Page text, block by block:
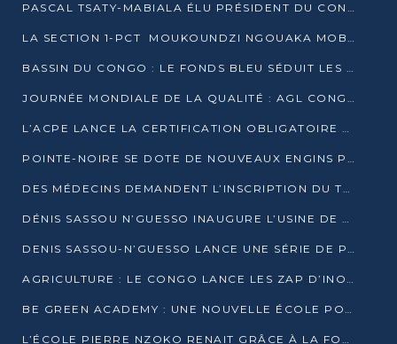
PASCAL TSATY-MABIALA ÉLU PRÉSIDENT DU CONSEIL NATIONAL DE L’UPADS
LA SECTION 1-PCT MOUKOUNDZI NGOUAKA MOBILISE 100 000 FCFA POUR LE 6ᵉ CONGRÈS DU PARTI
BASSIN DU CONGO : LE FONDS BLEU SÉDUIT LES BAILLEURS À BELÉM
JOURNÉE MONDIALE DE LA QUALITÉ : AGL CONGO FORME ET SENSIBILISE LES JEUNES TALENTS
L’ACPE LANCE LA CERTIFICATION OBLIGATOIRE DES CONTRATS DE TRAVAIL DES TRANSPORTEURS
POINTE-NOIRE SE DOTE DE NOUVEAUX ENGINS POUR L’ASSAINISSEMENT ET L’ENTRETIEN ROUTIER
DES MÉDECINS DEMANDENT L’INSCRIPTION DU TRAITEMENT DU PIED-BOT DANS LES CURSUS UNIVERSITAIRES
DÉNIS SASSOU N’GUESSO INAUGURE L’USINE DE VALORISATION DU GAZ ASSOCIÉ
DENIS SASSOU-N’GUESSO LANCE UNE SÉRIE DE PROJETS DANS LE KOUILOU
AGRICULTURE : LE CONGO LANCE LES ZAP D’INONI ET YONO
BE GREEN ACADEMY : UNE NOUVELLE ÉCOLE POUR LES MÉTIERS DE L’ÉCOLOGIE À POINTE-NOIRE
L’ÉCOLE PIERRE NZOKO RENAIT GRÂCE À LA FONDATION MUCODEC